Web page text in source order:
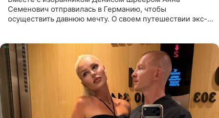
Семенович отправилась в Германию, чтобы
осуществить давнюю мечту. О своем путешествии экс-